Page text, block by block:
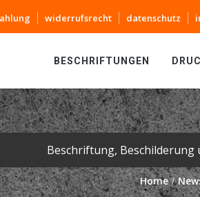
widerrufsrecht datenschutz
BESCHRIFTUNGEN
Beschriftung, Beschilderung
Home